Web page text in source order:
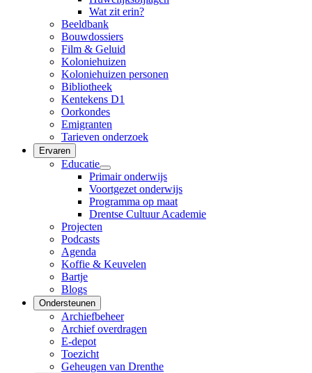
Wat zit erin?
Beeldbank
Bouwdossiers
Film & Geluid
Koloniehuizen
Koloniehuizen personen
Bibliotheek
Kentekens D1
Oorkondes
Emigranten
Tarieven onderzoek
Ervaren
Educatie
Primair onderwijs
Voortgezet onderwijs
Programma op maat
Drentse Cultuur Academie
Projecten
Podcasts
Agenda
Koffie & Keuvelen
Bartje
Blogs
Ondersteunen
Archiefbeheer
Archief overdragen
E-depot
Toezicht
Geheugen van Drenthe